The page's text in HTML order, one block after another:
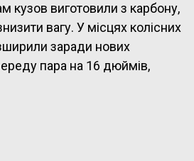
кузов виготовили з карбону,
вагу. У місцях колісних
заради нових
пара на 16 дюймів,